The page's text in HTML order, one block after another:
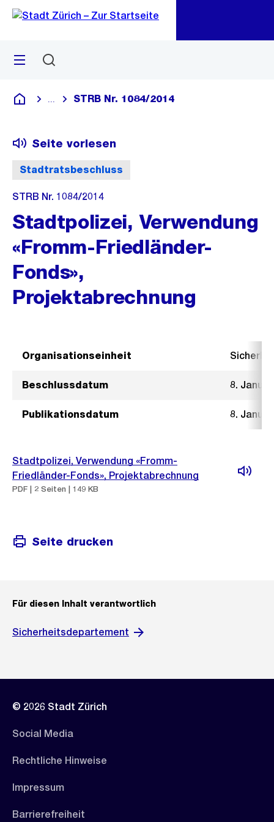
Navigation
Sprunglink
Menü
Deutsch
Blende alle Breadcrumbs ein
STRB Nr. 1084/2014
Stadtratsbeschluss
Seite vorlesen
STRB Nr. 1084/2014
Stadtpolizei, Verwendung
«Fromm-Friedländer-
Fonds»,
Projektabrechnung
Organisationseinheit
Beschlussdatum 8.
Publikationsdatum 8.
Stadtpolizei, Verwendung «Fromm-
Friedländer-Fonds», Projektabrechnung
PDF | 2 Seiten | 149 KB
Seite drucken
Für diesen Inhalt verantwortlich
Sicherheitsdepartement
© 2026 Stadt Zürich
Social Media
Rechtliche Hinweise
Impressum
Barrierefreiheit